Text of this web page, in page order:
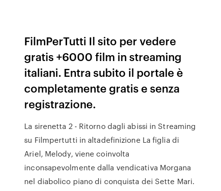
FilmPerTutti Il sito per vedere
gratis +6000 film in streaming
italiani. Entra subito il portale è
completamente gratis e senza
registrazione.
La sirenetta 2 - Ritorno dagli abissi in Streaming
su Filmpertutti in altadefinizione La figlia di
Ariel, Melody, viene coinvolta
inconsapevolmente dalla vendicativa Morgana
nel diabolico piano di conquista dei Sette Mari.